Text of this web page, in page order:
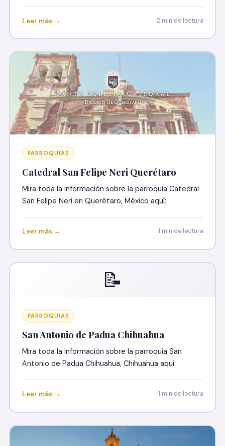
Leer más → 2 min de lectura
PARROQUIAS
Catedral San Felipe Neri Querétaro
Mira toda la información sobre la parroquia Catedral
San Felipe Neri en Querétaro, México aquí:
Leer más → 1 min de lectura
📝
PARROQUIAS
San Antonio de Padua Chihuahua
Mira toda la información sobre la parroquia San
Antonio de Padua Chihuahua, Chihuahua aquí:
Leer más → 1 min de lectura